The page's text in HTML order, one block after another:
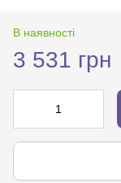
В наявності
3 531 грн